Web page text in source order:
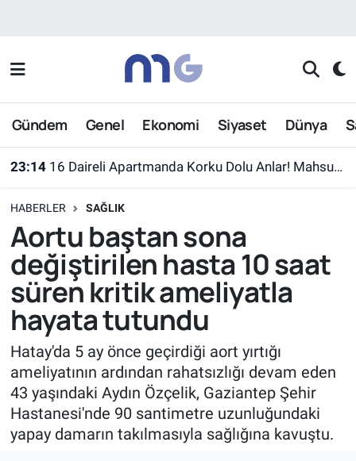
Gündem Genel Ekonomi Siyaset Dünya
23:14 16 Daireli Apartmanda Korku Dolu Anlar! Mahsur Kalanlar Kurtarıldı
HABERLER SAĞLIK
Aortu baştan sona
değiştirilen hasta 10 saat
süren kritik ameliyatla
hayata tutundu
Hatay'da 5 ay önce geçirdiği aort yırtığı
ameliyatının ardından rahatsızlığı devam eden
43 yaşındaki Aydın Özçelik, Gaziantep Şehir
Hastanesi'nde 90 santimetre uzunluğundaki
yapay damarın takılmasıyla sağlığına kavuştu.
Nöbetçi Eczaneler
Hava Durumu
Süper Lig Puan Durumu ve Fikstür
Tüm Manşetler
Son Dakika Haberleri
Haber Arşivi